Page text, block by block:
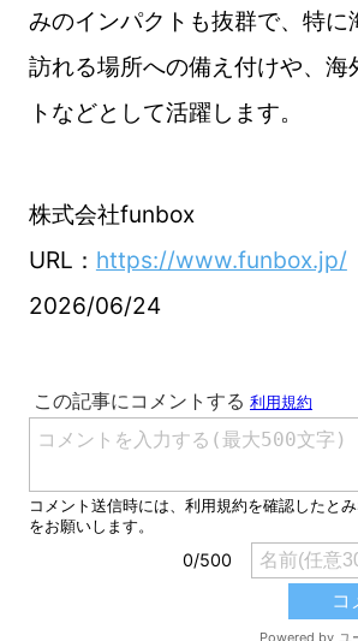
みのインパクトも抜群で、特に
訪れる場所への備え付けや、海
トなどとして活躍します。
株式会社funbox
URL： https://www.funbox.jp/
2026/06/24